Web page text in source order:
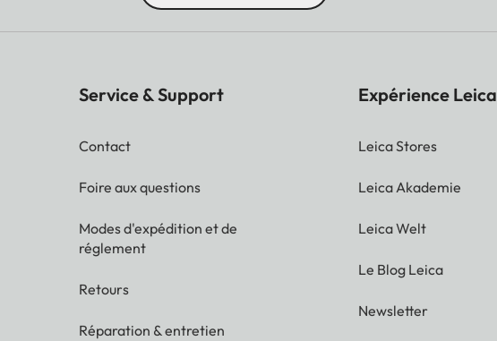
Service & Support
Contact
Foire aux questions
Modes d'expédition et de
réglement
Retours
Réparation & entretien
Expérience Leica
Leica Stores
Leica Akademie
Leica Welt
Le Blog Leica
Newsletter